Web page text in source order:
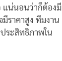
แน่นอนว่าก็ต้องมี
ราคาสูง ทีมงาน
ระสิทธิภาพใน